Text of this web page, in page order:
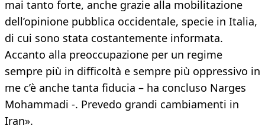
mai tanto forte, anche grazie alla mobilitazione
dell’opinione pubblica occidentale, specie in Italia,
di cui sono stata costantemente informata.
Accanto alla preoccupazione per un regime
sempre più in difficoltà e sempre più oppressivo in
me c’è anche tanta fiducia – ha concluso Narges
Mohammadi -. Prevedo grandi cambiamenti in
Iran».